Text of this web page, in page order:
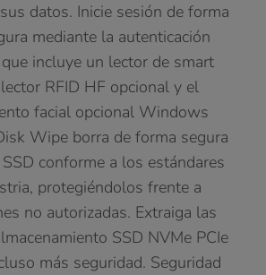
datos. Inicie sesión de forma
mediante la autenticación
incluye un lector de smart
RFID HF opcional y el
facial opcional Windows
Wipe borra de forma segura
conforme a los estándares
protegiéndolos frente a
no autorizadas. Extraiga las
SSD NVMe PCIe
más seguridad. Seguridad